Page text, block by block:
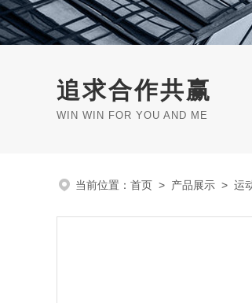
追求合作共赢
WIN WIN FOR YOU AND ME
当前位置： 首页 > 产品展示 > 运